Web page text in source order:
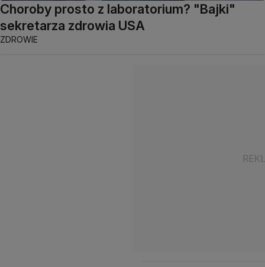
Choroby prosto z laboratorium? "Bajki"
sekretarza zdrowia USA
ZDROWIE